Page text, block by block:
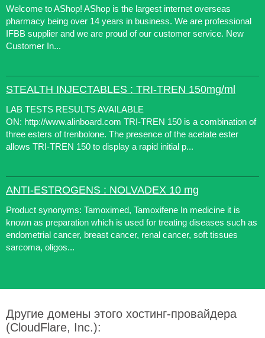
Welcome to AShop! AShop is the largest internet overseas
pharmacy being over 14 years in business. We are professional
IFBB supplier and we are proud of our customer service. New
Customer In...
STEALTH INJECTABLES : TRI-TREN 150mg/ml
LAB TESTS RESULTS AVAILABLE
ON: http://www.alinboard.com TRI-TREN 150 is a combination of
three esters of trenbolone. The presence of the acetate ester
allows TRI-TREN 150 to display a rapid initial p...
ANTI-ESTROGENS : NOLVADEX 10 mg
Product synonyms: Tamoximed, Tamoxifene In medicine it is
known as preparation which is used for treating diseases such as
endometrial cancer, breast cancer, renal cancer, soft tissues
sarcoma, oligos...
Другие домены этого хостинг-провайдера
(CloudFlare, Inc.):